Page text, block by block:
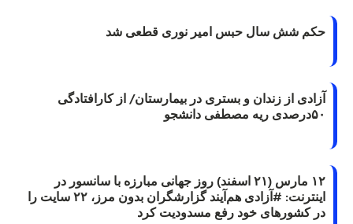
حکم شش سال حبس امیر نوری قطعی شد
آزادی از زندان و بستری در بیمارستان/ از کارافتادگی
۵۰درصدی ریه مصطفی دانشجو
۱۲ مارس (۲۱ اسفند) روز جهانی مبارزه با سانسور در
اینترنت: #آزادی هم‌آیند گزارشگران‌ بدون مرز، ۲۲ سایت را
در کشورهای خود رفع مسدودیت کرد